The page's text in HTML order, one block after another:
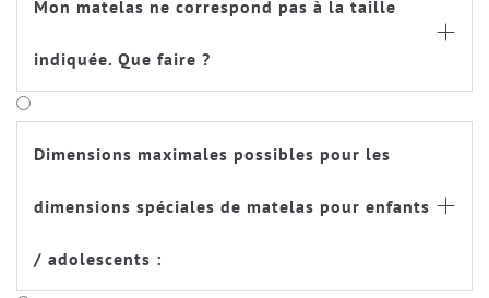
Mon matelas ne correspond pas à la taille
indiquée. Que faire ?

Dimensions maximales possibles pour les
dimensions spéciales de matelas pour enfants
/ adolescents :
